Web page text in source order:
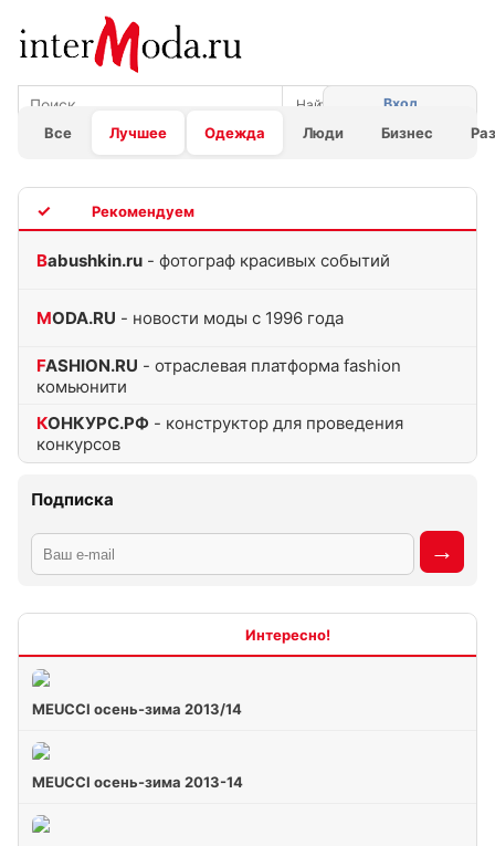
Все Лучшее Одежда Люди Бизнес
Вход
Babushkin.ru - фотограф красивых событий
MODA.RU - новости моды с 1996 года
FASHION.RU - отраслевая платформа fashion
комьюнити
КОНКУРС.РФ - конструктор для проведения
конкурсов
Подписка
MEUCCI осень-зима 2013/14
MEUCCI осень-зима 2013-14